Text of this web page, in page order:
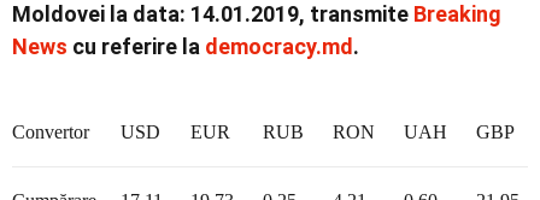
Social
Economic
Moldovei la data: 14.01.2019, transmite Breaking
News cu referire la democracy.md.
Convertor USD EUR RUB RON UAH GBP